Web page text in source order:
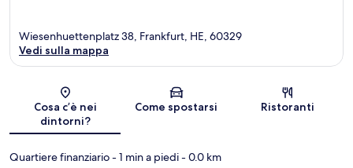
Mappa
Wiesenhuettenplatz 38, Frankfurt, HE, 60329
Vedi sulla mappa
Cosa c’è nei
dintorni?
Come spostarsi Ristoranti
Quartiere finanziario- 1 min a piedi- 0.0 km